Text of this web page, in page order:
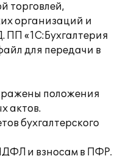
торговлей,
организаций и
«1С:Бухгалтерия
для передачи в
положения
актов.
бухгалтерского
и взносам в ПФР.